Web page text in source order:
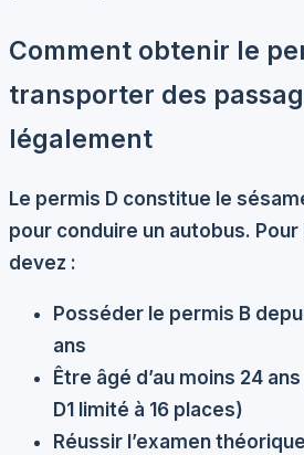
Comment obtenir le
transporter des
légalement
Le permis D constitue le
pour conduire un autobus. Pour
devez :
Posséder le permis B
ans
Être âgé d’au moins 24
D1 limité à 16 places)
Réussir l’examen